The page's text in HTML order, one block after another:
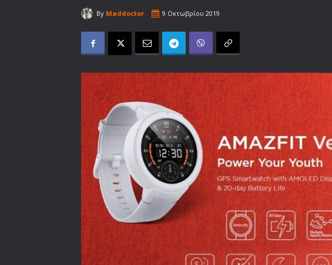
By Maddoctor 9 Οκτωβρίου 2019